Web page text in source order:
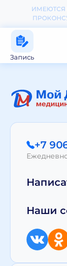
ИМЕЮТСЯ
Запись
+7
Наши